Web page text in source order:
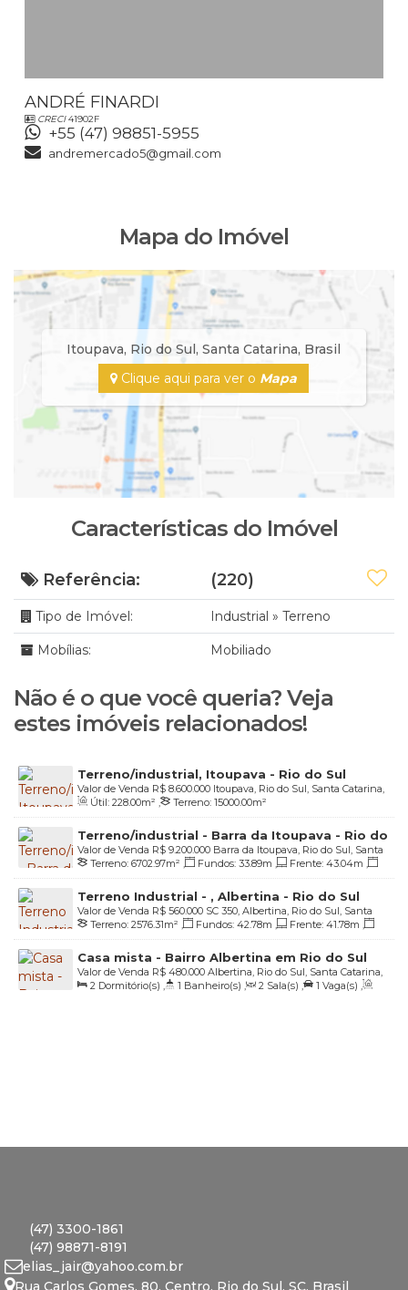
ANDRÉ FINARDI
CRECI41902F
+55 (47) 98851-5955
andremercado5@gmail.com
Mapa do Imóvel
Itoupava, Rio do Sul,Santa Catarina, Brasil
Clique aqui para ver o Mapa
Características do Imóvel
Referência: (220)
Tipo de Imóvel: Industrial » Terreno
Mobílias: Mobiliado
Não é o que você queria? Veja
estes imóveis relacionados!
Terreno/industrial, Itoupava - Rio do Sul
R$ 8.600.000
Valor de Venda
Itoupava, Rio do Sul, Santa Catarina,
Brasil
Útil: 228.00m² , Terreno: 15000.00m²
Terreno/industrial - Barra da Itoupava - Rio do
Sul
R$ 9.200.000
Valor de Venda
Barra da Itoupava, Rio do Sul, Santa
Catarina, Brasil
Terreno: 6702.97m² , Fundos: 33.89m , Frente: 43.04m ,
Lado Direito: 230.98m , Lado Esquerdo: 215.89m
Terreno Industrial - , Albertina - Rio do Sul
R$ 560.000
Valor de Venda
SC 350, Albertina, Rio do Sul, Santa
Catarina, Brasil
Terreno: 2576.31m² , Fundos: 42.78m , Frente: 41.78m ,
Lado Direito: 87.06m , Lado Esquerdo: 76.27m
Casa mista - Bairro Albertina em Rio do Sul
R$ 480.000
Valor de Venda
Albertina, Rio do Sul, Santa Catarina,
Brasil
2 Dormitório(s) , 1 Banheiro(s) , 2 Sala(s) , 1 Vaga(s) ,
(47) 3300-1861
(47) 98871-8191
elias_jair@yahoo.com.br
Rua Carlos Gomes, 80, Centro, Rio do Sul, SC, Brasil